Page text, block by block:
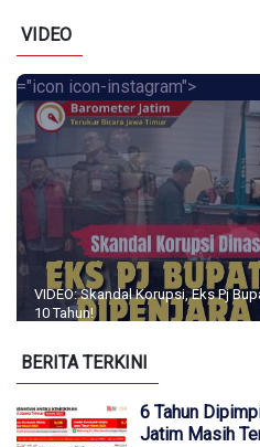
VIDEO
="icon icon-instagram">
VIDEO: Skandal Korupsi, Eks Pj
10 Tahun!
BERITA TERKINI
6 Tahun
Jatim Masih